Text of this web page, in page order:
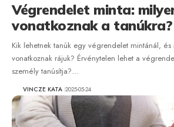
Végrendelet minta:
vonatkoznak a tanúkra?
Kik lehetnek tanúk egy végrendelet mintánál, és
vonatkoznak rájuk? Érvénytelen lehet a
személy tanúsítja?…
VINCZE KATA 2025-05-24